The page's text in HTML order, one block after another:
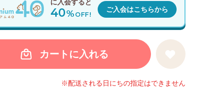
カートに入れる
※配送される日にちの指定はできません
に入会すると
40%OFF!
ご入会はこちらから